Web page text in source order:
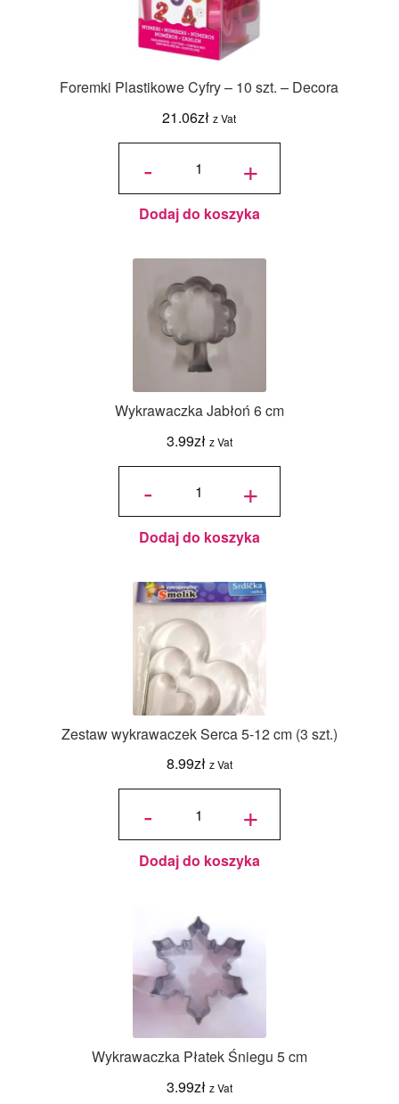
Foremki Plastikowe Cyfry – 10 szt. – Decora
21.06zł z Vat
-
ilość
Cyfry - 10
szt. -
Decora +
Dodaj do koszyka
Wykrawaczka Jabłoń 6 cm
3.99zł z Vat
-
ilość
Jabłoń 6 cm +
Dodaj do koszyka
Zestaw wykrawaczek Serca 5-12 cm (3 szt.)
8.99zł z Vat
-
ilość Zestaw
cm (3 szt.) +
Dodaj do koszyka
Wykrawaczka Płatek Śniegu 5 cm
3.99zł z Vat